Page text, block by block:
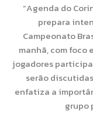
“Agenda do
prepara
Campeonato
manhã, com foco
jogadores
serão
enfatiza a
grupo